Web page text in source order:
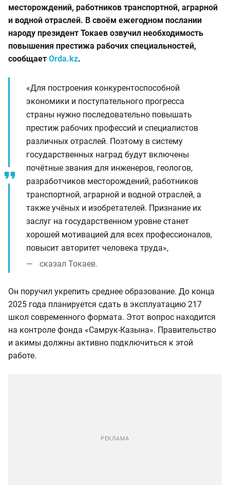
месторождений, работников транспортной, аграрной
и водной отраслей. В своём ежегодном послании
народу президент Токаев озвучил необходимость
повышения престижа рабочих специальностей,
сообщает Orda.kz.
«Для построения конкурентоспособной
экономики и поступательного прогресса
страны нужно последовательно повышать
престиж рабочих профессий и специалистов
различных отраслей. Поэтому в систему
государственных наград будут включены
почётные звания для инженеров, геологов,
разработчиков месторождений, работников
транспортной, аграрной и водной отраслей, а
также учёных и изобретателей. Признание их
заслуг на государственном уровне станет
хорошей мотивацией для всех профессионалов,
повысит авторитет человека труда»,
сказал Токаев.
Он поручил укрепить среднее образование. До конца
2025 года планируется сдать в эксплуатацию 217
школ современного формата. Этот вопрос находится
на контроле фонда «Самрук-Казына». Правительство
и акимы должны активно подключиться к этой
работе.